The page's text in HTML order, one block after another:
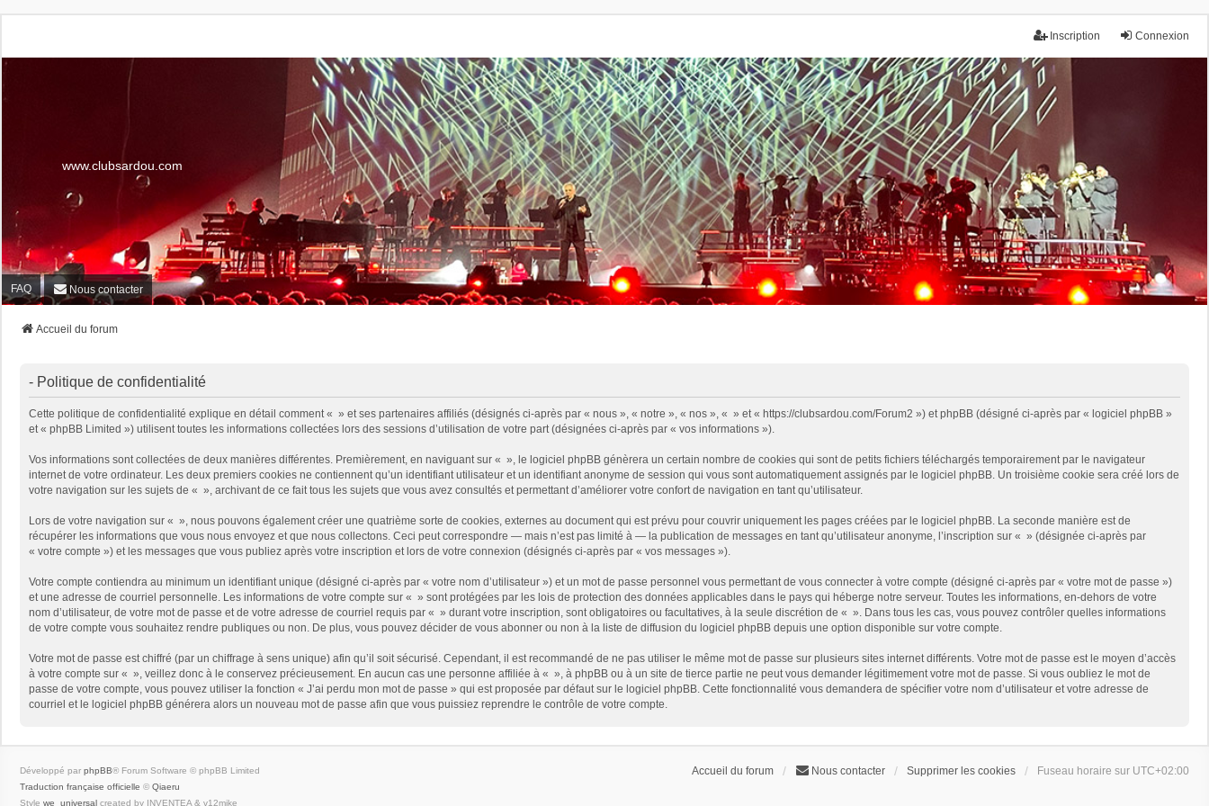
Connexion
Inscription
www.clubsardou.com
FAQ Nous contacter
Accueil du forum
- Politique de confidentialité
Cette politique de confidentialité explique en détail comment « » et ses partenaires affiliés (désignés ci-après par « nous », « notre », « nos », « » et « https://clubsardou.com/Forum2 ») et phpBB (désigné ci-après par « logiciel phpBB »
et « phpBB Limited ») utilisent toutes les informations collectées lors des sessions d’utilisation de votre part (désignées ci-après par « vos informations »).
Vos informations sont collectées de deux manières différentes. Premièrement, en naviguant sur « », le logiciel phpBB génèrera un certain nombre de cookies qui sont de petits fichiers téléchargés temporairement par le navigateur
internet de votre ordinateur. Les deux premiers cookies ne contiennent qu’un identifiant utilisateur et un identifiant anonyme de session qui vous sont automatiquement assignés par le logiciel phpBB. Un troisième cookie sera créé lors de
votre navigation sur les sujets de « », archivant de ce fait tous les sujets que vous avez consultés et permettant d’améliorer votre confort de navigation en tant qu’utilisateur.
Lors de votre navigation sur « », nous pouvons également créer une quatrième sorte de cookies, externes au document qui est prévu pour couvrir uniquement les pages créées par le logiciel phpBB. La seconde manière est de
récupérer les informations que vous nous envoyez et que nous collectons. Ceci peut correspondre — mais n’est pas limité à — la publication de messages en tant qu’utilisateur anonyme, l’inscription sur « » (désignée ci-après par
« votre compte ») et les messages que vous publiez après votre inscription et lors de votre connexion (désignés ci-après par « vos messages »).
Votre compte contiendra au minimum un identifiant unique (désigné ci-après par « votre nom d’utilisateur ») et un mot de passe personnel vous permettant de vous connecter à votre compte (désigné ci-après par « votre mot de passe »)
et une adresse de courriel personnelle. Les informations de votre compte sur « » sont protégées par les lois de protection des données applicables dans le pays qui héberge notre serveur. Toutes les informations, en-dehors de votre
nom d’utilisateur, de votre mot de passe et de votre adresse de courriel requis par « » durant votre inscription, sont obligatoires ou facultatives, à la seule discrétion de « ». Dans tous les cas, vous pouvez contrôler quelles informations
de votre compte vous souhaitez rendre publiques ou non. De plus, vous pouvez décider de vous abonner ou non à la liste de diffusion du logiciel phpBB depuis une option disponible sur votre compte.
Votre mot de passe est chiffré (par un chiffrage à sens unique) afin qu’il soit sécurisé. Cependant, il est recommandé de ne pas utiliser le même mot de passe sur plusieurs sites internet différents. Votre mot de passe est le moyen d’accès
à votre compte sur « », veillez donc à le conservez précieusement. En aucun cas une personne affiliée à « », à phpBB ou à un site de tierce partie ne peut vous demander légitimement votre mot de passe. Si vous oubliez le mot de
passe de votre compte, vous pouvez utiliser la fonction « J’ai perdu mon mot de passe » qui est proposée par défaut sur le logiciel phpBB. Cette fonctionnalité vous demandera de spécifier votre nom d’utilisateur et votre adresse de
courriel et le logiciel phpBB générera alors un nouveau mot de passe afin que vous puissiez reprendre le contrôle de votre compte.
Accueil du forum Nous contacter Supprimer les cookies Fuseau horaire sur UTC+02:00
Développé par phpBB® Forum Software © phpBB Limited
Traduction française officielle © Qiaeru
Style we_universal created by INVENTEA & v12mike